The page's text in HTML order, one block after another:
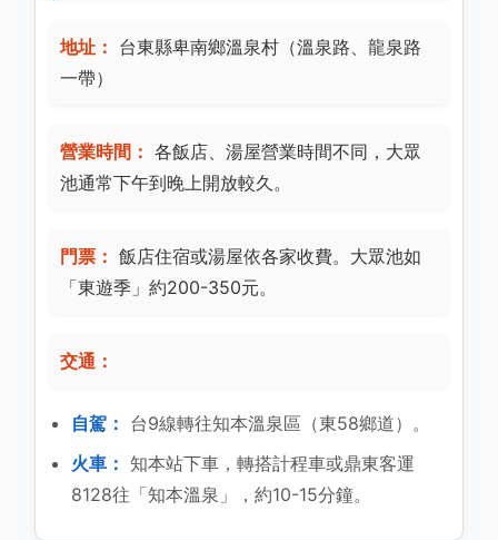
地址： 台東縣卑南鄉溫泉村（溫泉路、龍泉路
一帶）
營業時間： 各飯店、湯屋營業時間不同，大眾
池通常下午到晚上開放較久。
門票： 飯店住宿或湯屋依各家收費。大眾池如
「東遊季」約200-350元。
交通：
自駕： 台9線轉往知本溫泉區（東58鄉道）。
火車： 知本站下車，轉搭計程車或鼎東客運
8128往「知本溫泉」，約10-15分鐘。